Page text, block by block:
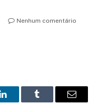
Nenhum comentário
LinkedInTumblr
E-